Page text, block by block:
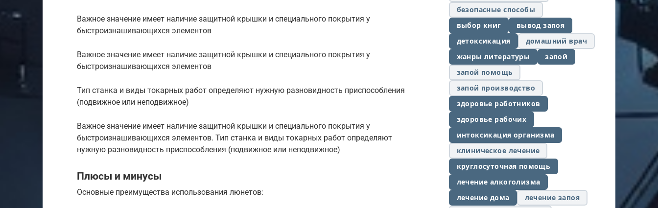
Важное значение имеет наличие защитной крышки и специального покрытия у
быстроизнашивающихся элементов
Важное значение имеет наличие защитной крышки и специального покрытия у
быстроизнашивающихся элементов
Тип станка и виды токарных работ определяют нужную разновидность приспособления
(подвижное или неподвижное)
Важное значение имеет наличие защитной крышки и специального покрытия у
быстроизнашивающихся элементов. Тип станка и виды токарных работ определяют
нужную разновидность приспособления (подвижное или неподвижное)
Плюсы и минусы
Основные преимущества использования люнетов:
безопасные способы
выбор книг
вывод запоя
детоксикация
домашний врач
жанры литературы
запой
запой помощь
запой производство
здоровье работников
здоровье рабочих
интоксикация организма
клиническое лечение
круглосуточная помощь
лечение алкоголизма
лечение дома
лечение запоя